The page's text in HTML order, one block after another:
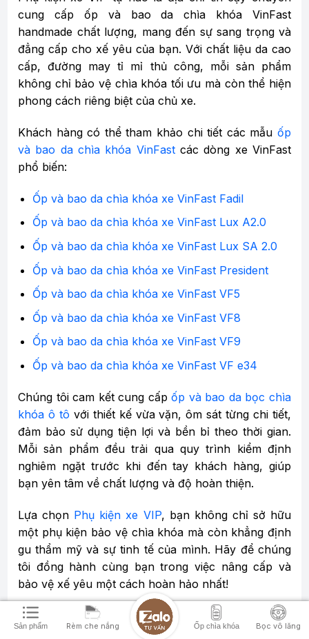
cung cấp ốp và bao da chìa khóa VinFast
handmade chất lượng, mang đến sự sang trọng và
đẳng cấp cho xế yêu của bạn. Với chất liệu da cao
cấp, đường may tỉ mỉ thủ công, mỗi sản phẩm
không chỉ bảo vệ chìa khóa tối ưu mà còn thể hiện
phong cách riêng biệt của chủ xe.
Khách hàng có thể tham khảo chi tiết các mẫu ốp
và bao da chìa khóa VinFastcác dòng xe VinFast
phổ biến:
Ốp và bao da chìa khóa xe VinFast Fadil
Ốp và bao da chìa khóa xe VinFast Lux A2.0
Ốp và bao da chìa khóa xe VinFast Lux SA 2.0
Ốp và bao da chìa khóa xe VinFast President
Ốp và bao da chìa khóa xe VinFast VF5
Ốp và bao da chìa khóa xe VinFast VF8
Ốp và bao da chìa khóa xe VinFast VF9
Ốp và bao da chìa khóa xe VinFast VF e34
Chúng tôi cam kết cung cấpốp và bao da bọc chìa
khóa ô tô với thiết kế vừa vặn, ôm sát từng chi tiết,
đảm bảo sử dụng tiện lợi và bền bỉ theo thời gian.
Mỗi sản phẩm đều trải qua quy trình kiểm định
nghiêm ngặt trước khi đến tay khách hàng, giúp
bạn yên tâm về chất lượng và độ hoàn thiện.
Lựa chọn Phụ kiện xe VIP, bạn không chỉ sở hữu
một phụ kiện bảo vệ chìa khóa mà còn khẳng định
gu thẩm mỹ và sự tinh tế của mình. Hãy để chúng
tôi đồng hành cùng bạn trong việc nâng cấp và
bảo vệ xế yêu một cách hoàn hảo nhất!
Sản phẩm Rèm che nắng Ốp chìa khóa Bọc vô lăng